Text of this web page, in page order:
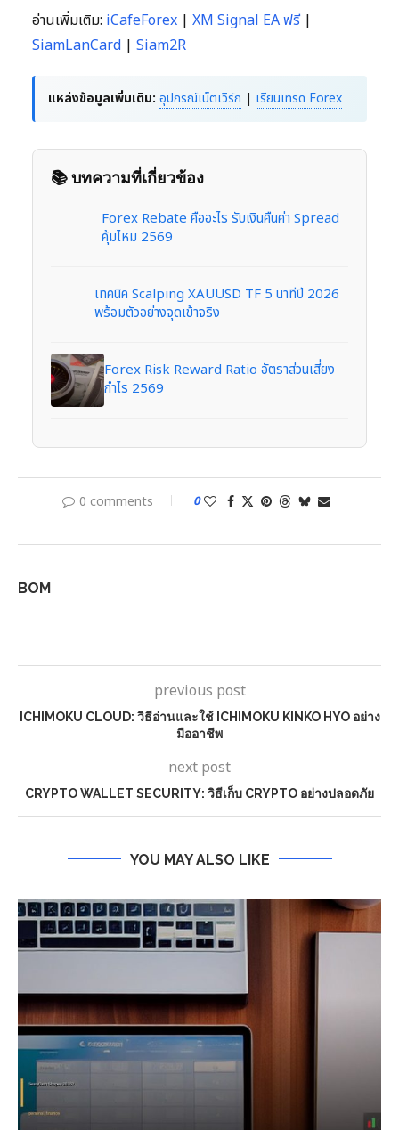
อ่านเพิ่มเติม: iCafeForex | XM Signal EA ฟรี|
SiamLanCard | Siam2R
แหล่งข้อมูลเพิ่มเติม: อุปกรณ์เน็ตเวิร์ก | เรียนเทรด Forex
📚 บทความที่เกี่ยวข้อง
Forex Rebate คืออะไร รับเงินคืนค่า Spread
คุ้มไหม 2569
เทคนิค Scalping XAUUSD TF 5 นาทีปี 2026
พร้อมตัวอย่างจุดเข้าจริง
Forex Risk Reward Ratio อัตราส่วนเสี่ยง
กำไร 2569
0 comments 0
BOM
previous post
ICHIMOKU CLOUD: วิธีอ่านและใช้ ICHIMOKU KINKO HYO อย่าง
มืออาชีพ
next post
CRYPTO WALLET SECURITY: วิธีเก็บ CRYPTO อย่างปลอดภัย
YOU MAY ALSO LIKE